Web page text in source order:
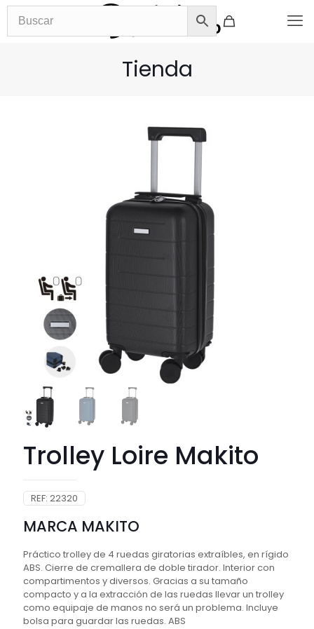
Tienda
Trolley Loire Makito
REF: 22320
MARCA MAKITO
Práctico trolley de 4 ruedas giratorias extraíbles, en rígido
ABS. Cierre de cremallera de doble tirador. Interior con
compartimentos y diversos. Gracias a su tamaño
compacto y a la extracción de las ruedas llevar un trolley
como equipaje de manos no será un problema. Incluye
bolsa para guardar las ruedas. ABS